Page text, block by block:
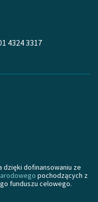
4324 3317
dzięki dofinansowaniu ze
pochodzących z
funduszu celowego.